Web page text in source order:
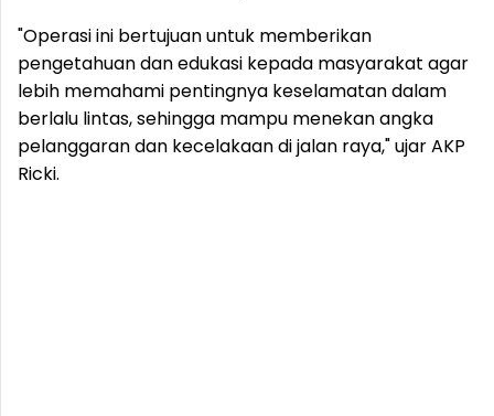
"Operasi ini bertujuan untuk memberikan
pengetahuan dan edukasi kepada masyarakat agar
lebih memahami pentingnya keselamatan dalam
berlalu lintas, sehingga mampu menekan angka
pelanggaran dan kecelakaan di jalan raya," ujar AKP
Ricki.